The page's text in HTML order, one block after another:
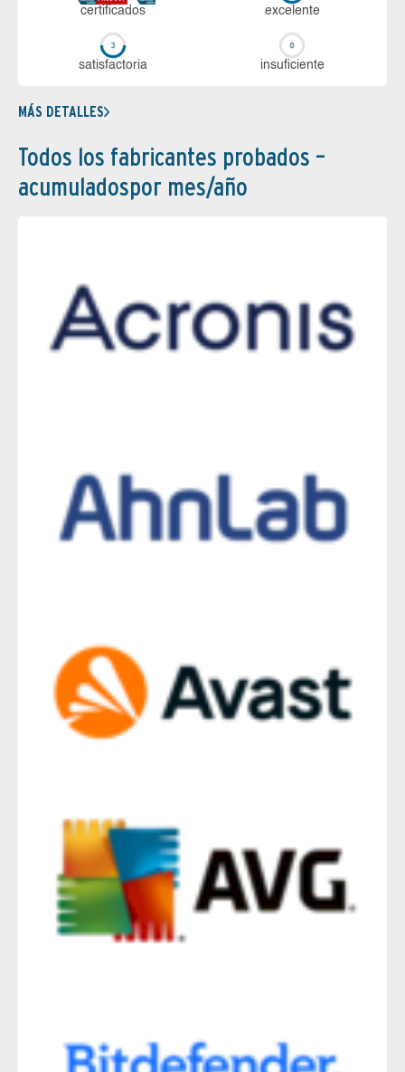
certi­ficados ex­ce­len­te
sa­tis­fac­to­ria in­su­fi­cien­te
MÁS DETALLES
Todos los fabricantes probados –
acumuladospor mes/año